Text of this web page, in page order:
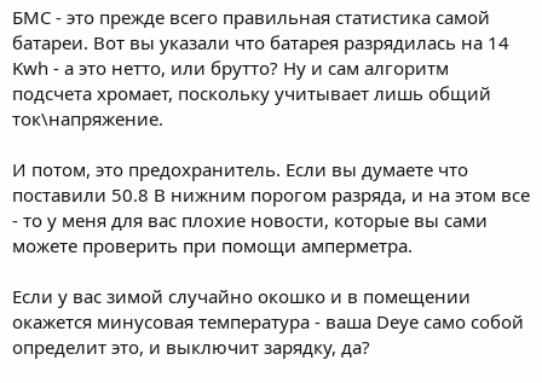
БМС - это прежде всего правильная статистика самой
батареи. Вот вы указали что батарея разрядилась на 14
Kwh - а это нетто, или брутто? Ну и сам алгоритм
подсчета хромает, поскольку учитывает лишь общий
ток\напряжение.
И потом, это предохранитель. Если вы думаете что
поставили 50.8 В нижним порогом разряда, и на этом все
- то у меня для вас плохие новости, которые вы сами
можете проверить при помощи амперметра.
Если у вас зимой случайно окошко и в помещении
окажется минусовая температура - ваша Deye само собой
определит это, и выключит зарядку, да?